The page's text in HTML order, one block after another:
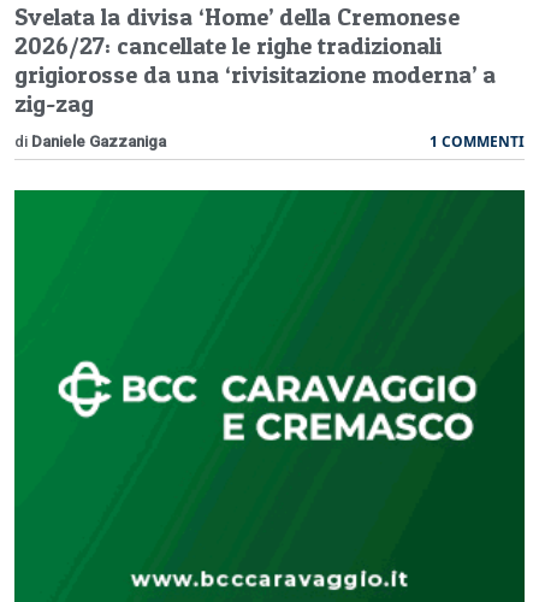
Svelata la divisa ‘Home’ della Cremonese
2026/27: cancellate le righe tradizionali
grigiorosse da una ‘rivisitazione moderna’ a
zig-zag
di Daniele Gazzaniga 1 COMMENTI